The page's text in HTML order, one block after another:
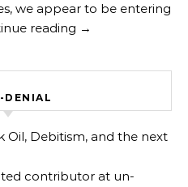
we appear to be entering
reading →
DENIAL
Oil, Debitism, and the next
contributor at un-